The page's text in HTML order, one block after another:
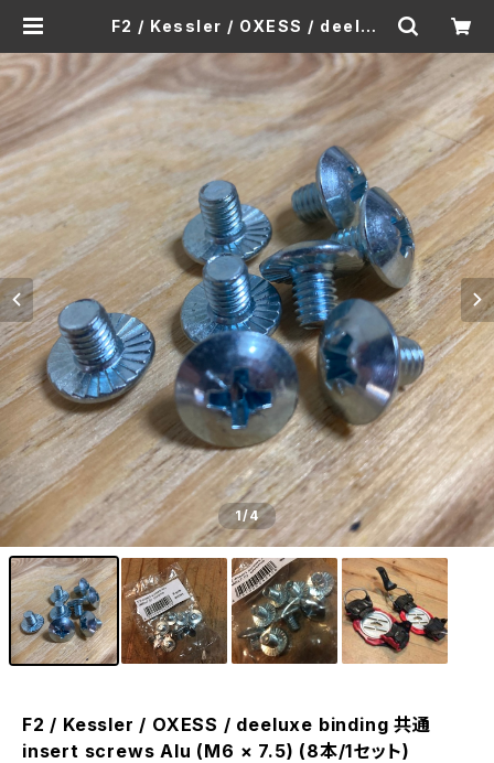
F2 / Kessler / OXESS / deelux
Alu (M6 × 7.5) (8本/1セット) | Ja
mmingsnow web Shop
1/4
F2 / Kessler / OXESS / deeluxe binding 共通
insert screws Alu (M6 × 7.5) (8本/1セット)